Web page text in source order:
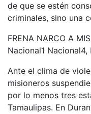
de que se estén
criminales, sino una
FRENA NARCO A
Nacional1
Ante el clima de
misioneros
por lo menos tres
Tamaulipas. En